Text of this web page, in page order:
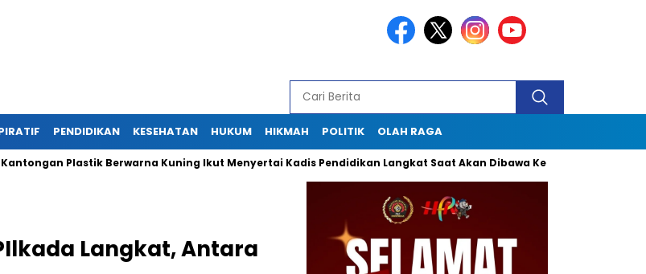
PENDIDIKAN KESEHATAN HUKUM HIKMAH POLITIK OLAH RAGA
Plastik Berwarna Kuning Ikut Menyertai Kadis Pendidikan Langkat Saat Akan Dibawa Ke Lapas
Langkat, Antara